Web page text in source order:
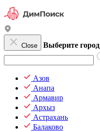
Close Выберите город
Азов
Анапа
Армавир
Архыз
Астрахань
Балаково